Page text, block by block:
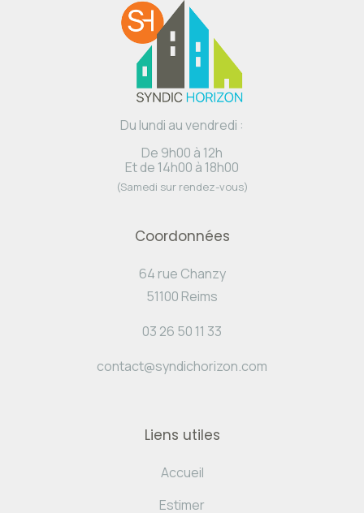
Du lundi au vendredi :
De 9h00 à 12h
Et de 14h00 à 18h00
(Samedi sur rendez-vous)
Coordonnées
64 rue Chanzy
51100 Reims
03 26 50 11 33
contact@syndichorizon.com
Liens utiles
Accueil
Estimer